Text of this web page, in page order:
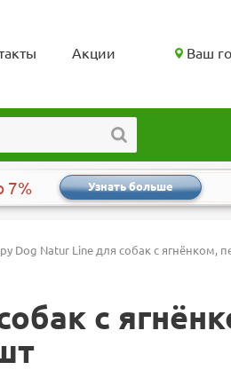
Акции Ваш
7% Узнать больше
Dog Natur Line для собак с ягнёнком,
с